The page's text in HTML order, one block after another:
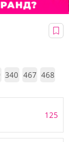
340 467 468
125